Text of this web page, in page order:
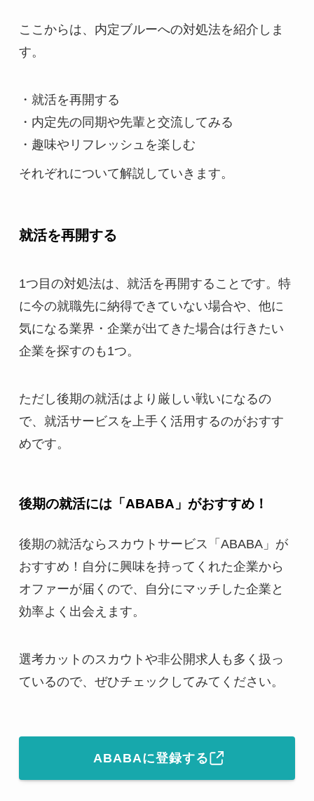
ここからは、内定ブルーへの対処法を紹介しま
す。
・就活を再開する
・内定先の同期や先輩と交流してみる
・趣味やリフレッシュを楽しむ
それぞれについて解説していきます。
就活を再開する
1つ目の対処法は、就活を再開することです。特
に今の就職先に納得できていない場合や、他に
気になる業界・企業が出てきた場合は行きたい
企業を探すのも1つ。
ただし後期の就活はより厳しい戦いになるの
で、就活サービスを上手く活用するのがおすす
めです。
後期の就活には「ABABA」がおすすめ！
後期の就活ならスカウトサービス「ABABA」が
おすすめ！自分に興味を持ってくれた企業から
オファーが届くので、自分にマッチした企業と
効率よく出会えます。
選考カットのスカウトや非公開求人も多く扱っ
ているので、ぜひチェックしてみてください。
ABABAに登録する